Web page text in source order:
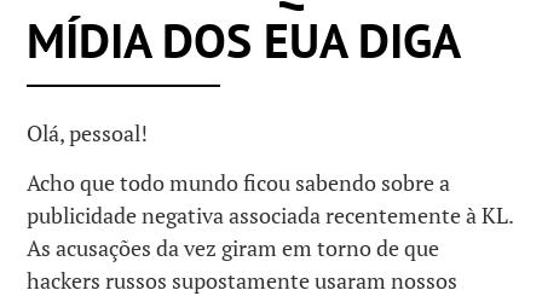
MÍDIA DOS EUA DIGA
Olá, pessoal!
Acho que todo mundo ficou sabendo sobre a
publicidade negativa associada recentemente à KL.
As acusações da vez giram em torno de que
hackers russos supostamente usaram nossos